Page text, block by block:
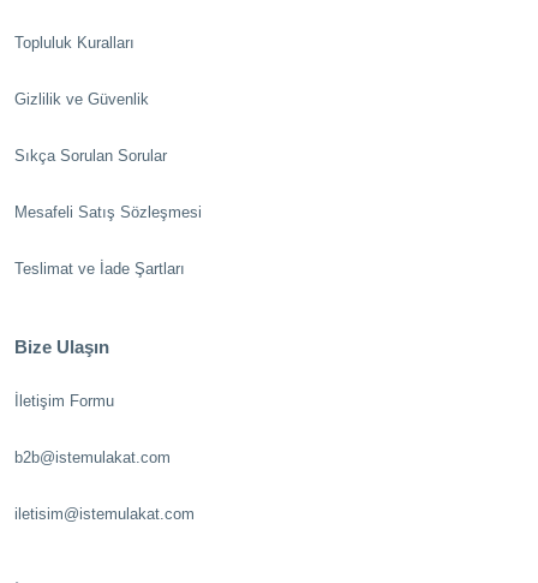
Topluluk Kuralları
Gizlilik ve Güvenlik
Sıkça Sorulan Sorular
Mesafeli Satış Sözleşmesi
Teslimat ve İade Şartları
Bize Ulaşın
İletişim Formu
b2b@istemulakat.com
iletisim@istemulakat.com